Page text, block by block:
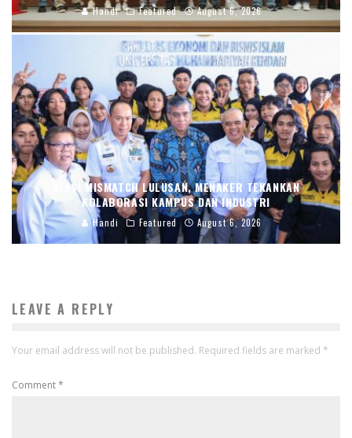
Handi Featured August 6, 2026
ATASI MISMATCH LULUSAN, MENAKER TEKANKAN
KOLABORASI KAMPUS DAN INDUSTRI
Handi Featured August 6, 2026
LEAVE A REPLY
Your email address will not be published. Required fields are marked *
Comment*